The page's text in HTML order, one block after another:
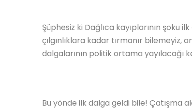
Şüphesiz ki Dağlıca kayıplarının şoku
çılgınlıklara kadar tırmanır bilemeyiz,
dalgalarının politik ortama yayılacağı
Bu yönde ilk dalga geldi bile! Çatışma